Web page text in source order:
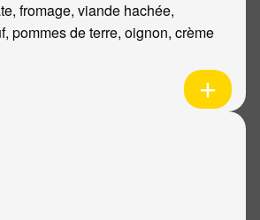
fromage, viande hachée,
pommes de terre, oignon, crème